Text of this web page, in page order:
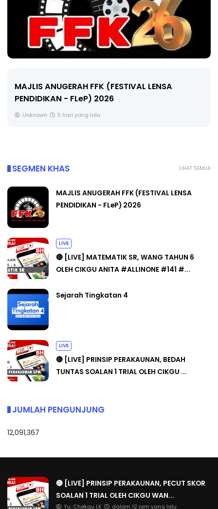
🔴 [LIVE] MATEMATIK SR, WANG TAHUN 6 OLEH
CIKGU ANITA #ALLINONE #141 #...
LIHAT SEMUA
SEGMEN KHAS
MAJLIS ANUGERAH FFK (FESTIVAL LENSA
PENDIDIKAN - FLeP) 2026
LIVE
🔴 [LIVE] MATEMATIK SR, WANG TAHUN 6
OLEH CIKGU ANITA #ALLINONE #141 #...
Sejarah Tingkatan 4
LIVE
🔴 [LIVE] PRINSIP PERAKAUNAN, BEDAH
TUNTAS SOALAN 1 TRIAL OLEH CIKGU ...
JUMLAH PENGUNJUNG
12,091,367
🔴 [LIVE] PRINSIP PERAKAUNAN, PECUT SKOR
SOALAN 1 TRIAL OLEH CIKGU WAN...
Yu. Chekgu LK dalam 12 jam yang lalu